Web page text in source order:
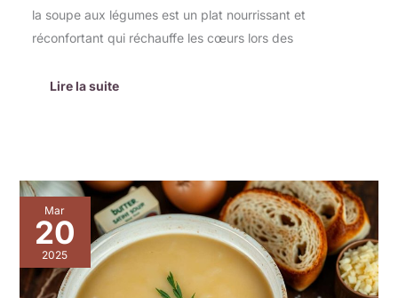
la soupe aux légumes est un plat nourrissant et
réconfortant qui réchauffe les cœurs lors des
Lire la suite
Mar
20
2025
Réaliser
une
soupe
à
l’oignon
facilement